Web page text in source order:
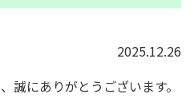
2025.12.26
誠にありがとうございます。